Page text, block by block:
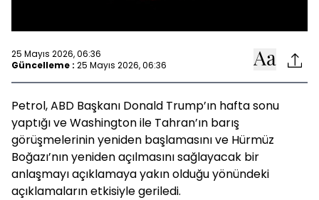
25 Mayıs 2026, 06:36
Güncelleme : 25 Mayıs 2026, 06:36
Petrol, ABD Başkanı Donald Trump’ın hafta sonu
yaptığı ve Washington ile Tahran’ın barış
görüşmelerinin yeniden başlamasını ve Hürmüz
Boğazı’nın yeniden açılmasını sağlayacak bir
anlaşmayı açıklamaya yakın olduğu yönündeki
açıklamaların etkisiyle geriledi.